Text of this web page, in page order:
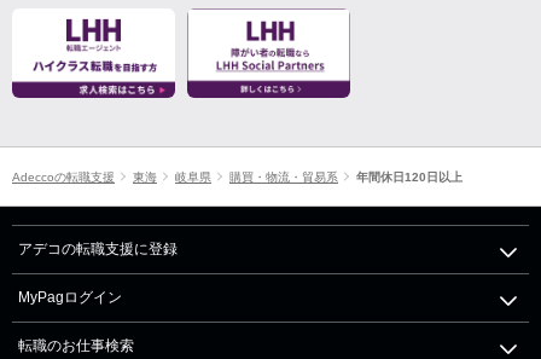
Adeccoの転職支援 東海 岐阜県 購買・物流・貿易系 年間休日120日以上
アデコの転職支援に登録
MyPagログイン
転職のお仕事検索